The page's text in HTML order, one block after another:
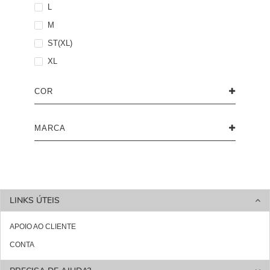
M
ST(XL)
XL
COR
MARCA
LINKS ÚTEIS
APOIO AO CLIENTE
CONTA